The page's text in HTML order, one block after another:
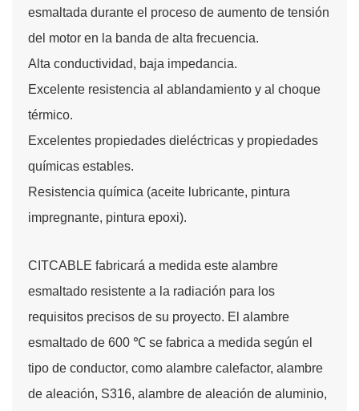
esmaltada durante el proceso de aumento de tensión
del motor en la banda de alta frecuencia.
Alta conductividad, baja impedancia.
Excelente resistencia al ablandamiento y al choque
térmico.
Excelentes propiedades dieléctricas y propiedades
químicas estables.
Resistencia química (aceite lubricante, pintura
impregnante, pintura epoxi).
CITCABLE fabricará a medida este alambre
esmaltado resistente a la radiación para los
requisitos precisos de su proyecto. El alambre
esmaltado de 600 ℃ se fabrica a medida según el
tipo de conductor, como alambre calefactor, alambre
de aleación, S316, alambre de aleación de aluminio,